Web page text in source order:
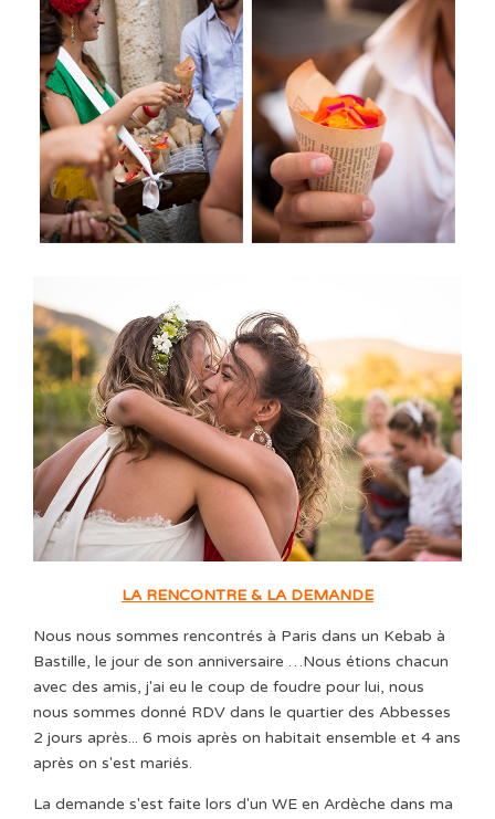
LA RENCONTRE & LA DEMANDE
Nous nous sommes rencontrés à Paris dans un Kebab à
Bastille, le jour de son anniversaire …Nous étions chacun
avec des amis, j'ai eu le coup de foudre pour lui, nous
nous sommes donné RDV dans le quartier des Abbesses
2 jours après... 6 mois après on habitait ensemble et 4 ans
après on s'est mariés.
La demande s'est faite lors d'un WE en Ardèche dans ma